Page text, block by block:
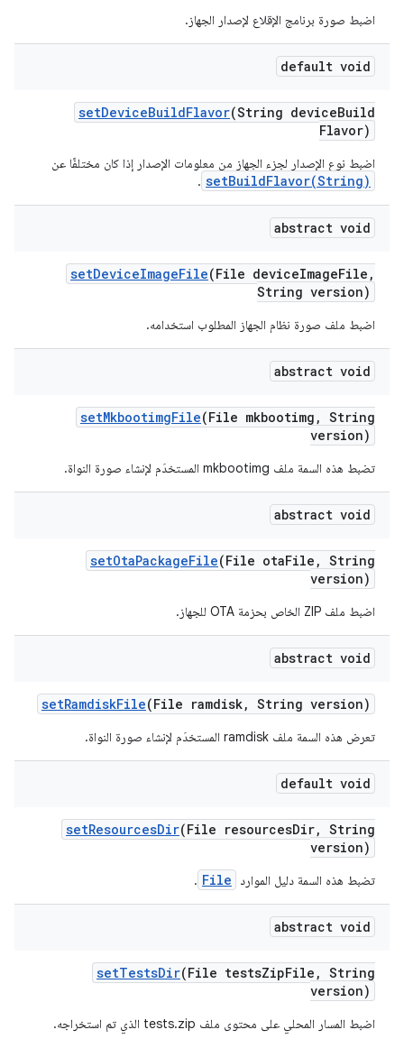
اضبط صورة برنامج الإقلاع لإصدار الجهاز.
default void
setDeviceBuildFlavor(String deviceBuild
Flavor)
اضبط نوع الإصدار لجزء الجهاز من معلومات الإصدار إذا كان مختلفًا عن
setBuildFlavor(String)
.
abstract void
setDeviceImageFile(File deviceImageFile ,
String version)
اضبط ملف صورة نظام الجهاز المطلوب استخدامه.
abstract void
setMkbootimgFile(File mkbootimg , String
version)
تضبط هذه السمة ملف mkbootimg المستخدَم لإنشاء صورة النواة.
abstract void
setOtaPackageFile(File otaFile , String
version)
اضبط ملف ZIP الخاص بحزمة OTA للجهاز.
abstract void
setRamdiskFile(File ramdisk, String version)
تعرض هذه السمة ملف ramdisk المستخدَم لإنشاء صورة النواة.
default void
setResourcesDir(File resourcesDir, String
version)
تضبط هذه السمة دليل الموارد File
.
abstract void
setTestsDir(File testsZipFile , String
version)
اضبط المسار المحلي على محتوى ملف tests.zip الذي تم استخراجه.